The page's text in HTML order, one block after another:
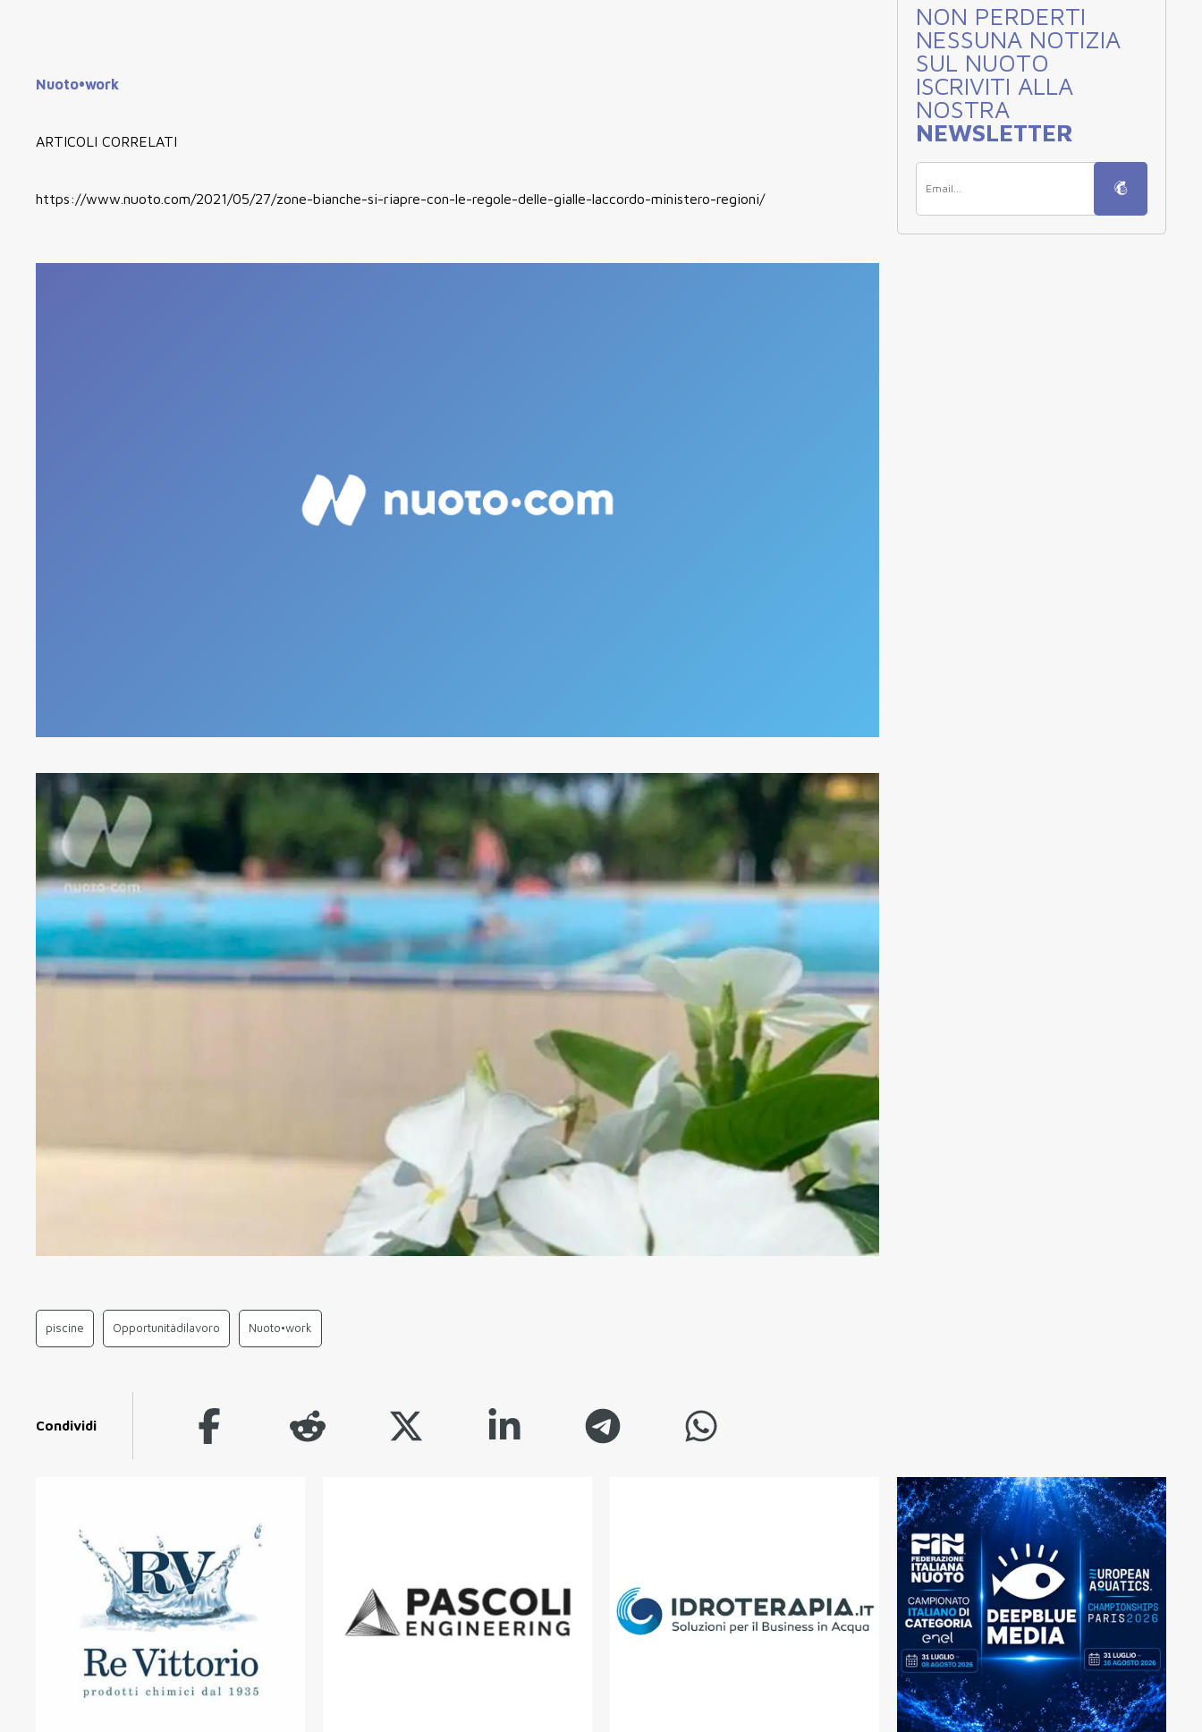
Nuoto•work
ARTICOLI CORRELATI
https://www.nuoto.com/2021/05/27/zone-bianche-si-riapre-con-le-regole-delle-gialle-laccordo-ministero-regioni/
NON PERDERTI
NESSUNA NOTIZIA
SUL NUOTO
ISCRIVITI ALLA
NOSTRA
NEWSLETTER
piscine Opportunitàdilavoro Nuoto•work
Condividi